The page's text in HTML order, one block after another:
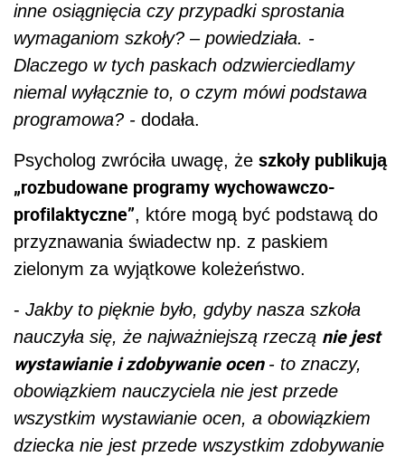
inne osiągnięcia czy przypadki sprostania
wymaganiom szkoły? – powiedziała. -
Dlaczego w tych paskach odzwierciedlamy
niemal wyłącznie to, o czym mówi podstawa
programowa? - dodała.
Psycholog zwróciła uwagę, że szkoły publikują
„rozbudowane programy wychowawczo-
profilaktyczne”, które mogą być podstawą do
przyznawania świadectw np. z paskiem
zielonym za wyjątkowe koleżeństwo.
- Jakby to pięknie było, gdyby nasza szkoła
nauczyła się, że najważniejszą rzeczą nie jest
wystawianie i zdobywanie ocen - to znaczy,
obowiązkiem nauczyciela nie jest przede
wszystkim wystawianie ocen, a obowiązkiem
dziecka nie jest przede wszystkim zdobywanie